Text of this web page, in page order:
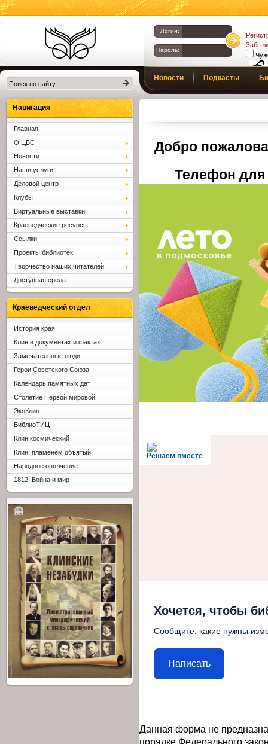
Библиотеки
Клина. Клинская
ЦБС.
Логин:
Пароль:
Новости Подкасты
Добро
Телефон для
Решаем вместе
Хочется, чтобы
Сообщите, какие нужны
Написать
Данная форма не
порядке Федерального
Навигация
Главная
О ЦБС
Новости
Наши услуги
Деловой центр
Клубы
Виртуальные выставки
Краеведческие ресурсы
Ссылки
Проекты библиотек
Творчество наших читателей
Доступная среда
Краеведческий отдел
История края
Клин в документах и фактах
Замечательные люди
Герои Советского Союза
Календарь памятных дат
Столетие Первой мировой
ЭкоКлин
БиблиоТИЦ
Клин космический
Клин, пламенем объятый
Народное ополчение
1812. Война и мир